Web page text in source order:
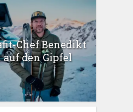
Chef Benedikt
auf den Gipfel